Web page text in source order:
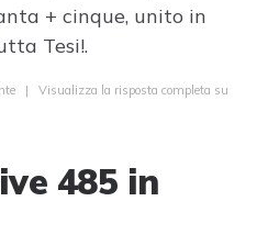
+ cinque, unito in
Tesi!.
| Visualizza la risposta completa su
485 in